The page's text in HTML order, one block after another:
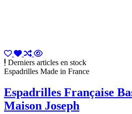
Derniers articles en stock
Espadrilles Made in France
Espadrilles Française
Maison Joseph